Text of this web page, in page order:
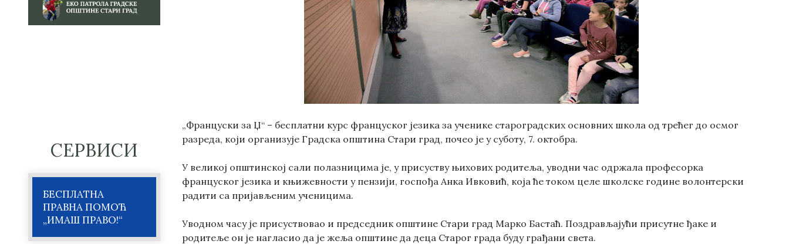
СЕРВИСИ
БЕСПЛАТНА
ПРАВНА ПОМОЋ
„ИМАШ ПРАВО!“
„Француски за Џ“ – бесплатни курс француског језика за ученике староградских основних школа од трећег до осмог
разреда, који организује Градска општина Стари град, почео је у суботу, 7. октобра.
У великој општинској сали полазницима је, у присуству њихових родитеља, уводни час одржала професорка
француског језика и књижевности у пензији, госпођа Анка Ивковић, која ће током целе школске године волонтерски
радити са пријављеним ученицима.
Уводном часу је присуствовао и председник општине Стари град Марко Бастаћ. Поздрављајући присутне ђаке и
родитеље он је нагласио да је жеља општине да деца Старог града буду грађани света.